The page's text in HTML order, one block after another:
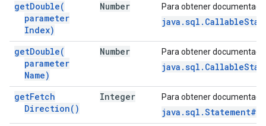
getDouble(
parameter
Index)
Number Para obtener
getDouble(
parameter
Name)
Number Para obtener
getFetch
Direction( )
Integer Para obtener